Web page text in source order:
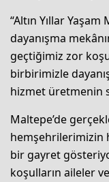
“Altın Yıllar
dayanışma
geçtiğimiz zor
birbirimizle
hizmet üretmenin
Maltepe’de
hemşehrilerimizin
bir gayret
koşulların aileler